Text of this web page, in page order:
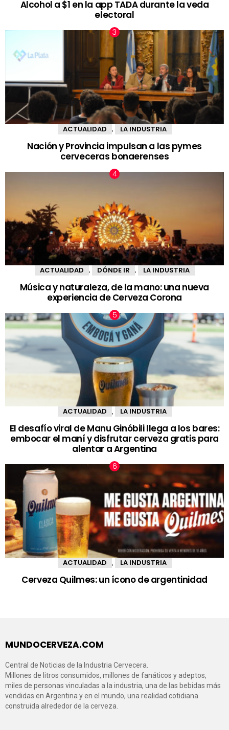
Alcohol a $1 en la app TADA durante la veda
electoral
ACTUALIDAD , LA INDUSTRIA
Nación y Provincia impulsan a las pymes
cerveceras bonaerenses
ACTUALIDAD , DÓNDE IR , LA INDUSTRIA
Música y naturaleza, de la mano: una nueva
experiencia de Cerveza Corona
ACTUALIDAD LA INDUSTRIA
El desafío viral de Manu Ginóbili llega a los bares:
embocar el maní y disfrutar cerveza gratis para
alentar a Argentina
ACTUALIDAD LA INDUSTRIA
Cerveza Quilmes: un ícono de argentinidad
MUNDOCERVEZA.COM
Central de Noticias de la Industria Cervecera.
Millones de litros consumidos, millones de fanáticos y adeptos,
miles de personas vinculadas a la industria, una de las bebidas más
vendidas en Argentina y en el mundo, una realidad cotidiana
construida alrededor de la cerveza.